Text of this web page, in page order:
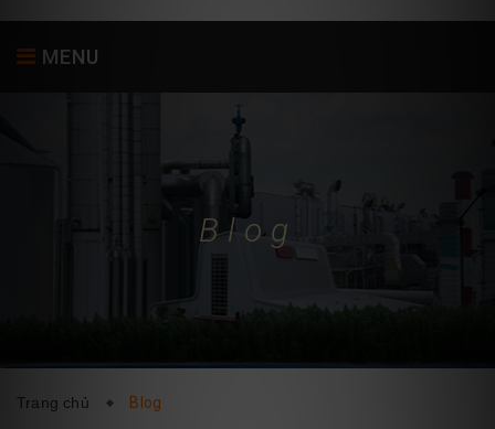
MENU
GIỚI THIỆU
BLOG LIÊN HỆ
Blog
Trang chủ Blog